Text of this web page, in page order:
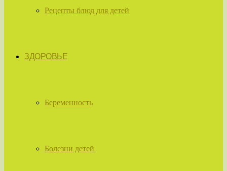
Рецепты блюд для детей
ЗДОРОВЬЕ
Беременность
Болезни детей